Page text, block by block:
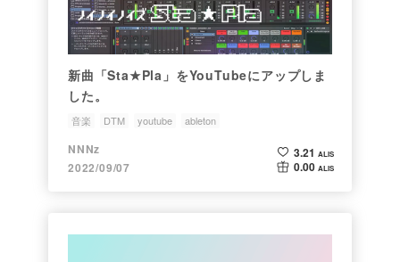
新曲「Sta★Pla」をYouTubeにアップしま
した。
音楽 DTM youtube ableton
NNNz
2022/09/07
3.21 ALIS
0.00 ALIS